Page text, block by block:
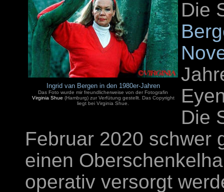
Ingrid van Bergen in den 1980er-Jahren
Das Foto wurde mir freundlicherweise von der Fotografin
Virginia Shue (Hamburg) zur Verfütung gestellt. Das Copyright
liegt bei Virginia Shue.
Die
Die
Februar 2020 schwer
einen
operativ versorgt